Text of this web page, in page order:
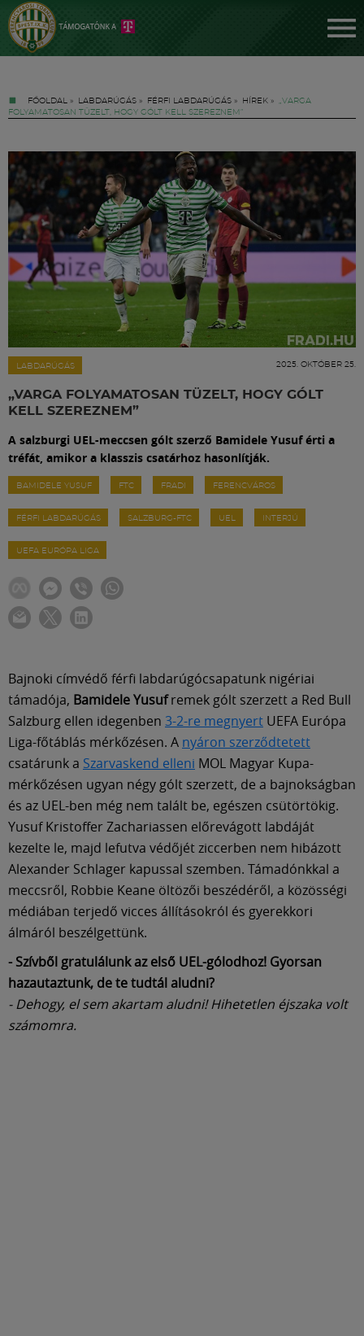
FŐOLDAL » LABDARÚGÁS » FÉRFI LABDARÚGÁS » HÍREK » „VARGA
FOLYAMATOSAN TÜZELT, HOGY GÓLT KELL SZEREZNEM”
LABDARÚGÁS 2025. OKTÓBER 25.
„VARGA FOLYAMATOSAN TÜZELT, HOGY GÓLT
KELL SZEREZNEM”
A salzburgi UEL-meccsen gólt szerző Bamidele Yusuf érti a
tréfát, amikor a klasszis csatárhoz hasonlítják.
BAMIDELE YUSUF FTC FRADI FERENCVÁROS
FÉRFI LABDARÚGÁS SALZBURG-FTC UEL INTERJÚ
UEFA EURÓPA LIGA
Bajnoki címvédő férfi labdarúgócsapatunk nigériai
támadója, Bamidele Yusufremek gólt szerzett a Red Bull
Salzburg ellen idegenben 3-2-re megnyert UEFA Európa
Liga-főtáblás mérkőzésen. A nyáron szerződtetett
csatárunk a Szarvaskend elleni MOL Magyar Kupa-
mérkőzésen ugyan négy gólt szerzett, de a bajnokságban
és az UEL-ben még nem talált be, egészen csütörtökig.
Yusuf Kristoffer Zachariassen előrevágott labdáját
kezelte le, majd lefutva védőjét ziccerben nem hibázott
Alexander Schlager kapussal szemben. Támadónkkal a
meccsről, Robbie Keane öltözői beszédéről, a közösségi
médiában terjedő vicces állításokról és gyerekkori
álmáról beszélgettünk.
- Szívből gratulálunk az első UEL-gólodhoz! Gyorsan
hazautaztunk, de te tudtál aludni?
- Dehogy, el sem akartam aludni! Hihetetlen éjszaka volt
számomra.
Jegyek
FM YouTube +
Hírek
Labdarúgás
Meccscenter
Klub
Szolgáltatások
Shop
Közösség
Múzeum
English